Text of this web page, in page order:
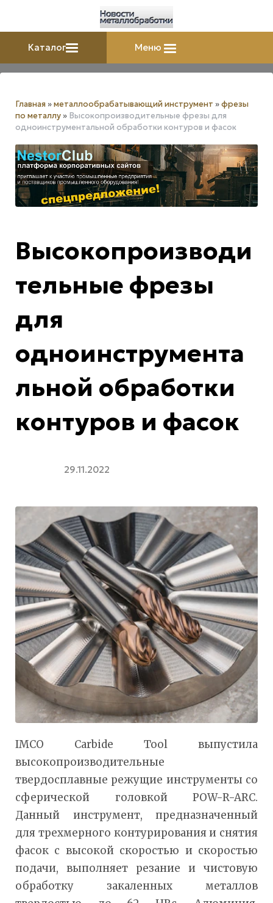
Каталог Меню
Главная »металлообрабатывающий инструмент »фрезы
по металлу » Высокопроизводительные фрезы для
одноинструментальной обработки контуров и фасок
Высокопроизводи
тельные фрезы
для
одноинструмента
льной обработки
контуров и фасок
29.11.2022
IMCO Carbide Tool выпустила
высокопроизводительные
твердосплавные режущие инструменты со
сферической головкой POW-R-ARC.
Данный инструмент, предназначенный
для трехмерного контурирования и снятия
фасок с высокой скоростью и скоростью
подачи, выполняет резание и чистовую
обработку закаленных металлов